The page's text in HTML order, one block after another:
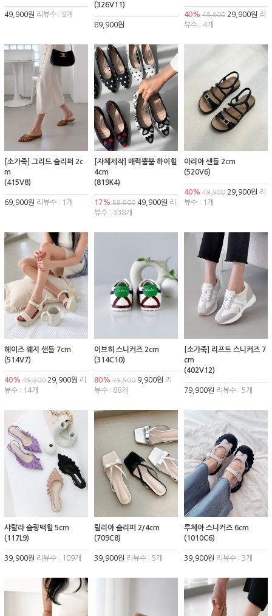
49,900원 리뷰수 : 8개
(326V11)
89,900원
40% 49,90029,900원 리
뷰수 : 4개
[소가죽] 그리드 슬리퍼 2c
m
(415V8)
69,900원 리뷰수 : 1개
[자체제작] 매력뿜뿜 하이힐
4cm
(819K4)
17% 59,90049,900원 리
뷰수 : 338개
아리아 샌들 2cm
(520V6)
40% 49,90029,900원 리
뷰수 : 1개
헤이즈 웨지 샌들 7cm
(514V7)
40% 49,900 29,900원 리
뷰수 : 14개
이브히 스니커즈 2cm
(314C10)
80% 49,9009,900원 리
뷰수 : 88개
[소가죽] 리프트 스니커즈 7
cm
(402V12)
79,900원 리뷰수 : 5개
샤랄라 슬링백힐 5cm
(117L9)
39,900원 리뷰수 : 109개
릴리아 슬리퍼 2/4cm
(709C8)
39,900원 리뷰수 : 5개
루체아 스니커즈 6cm
(1010C6)
39,900원 리뷰수 : 3개